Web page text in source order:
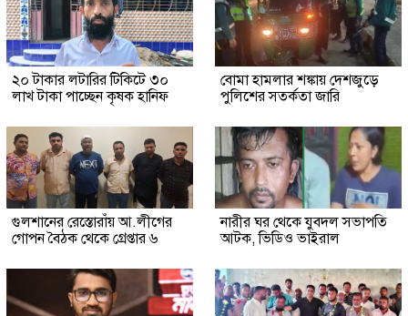
২০ টাকার লটারির টিকিটে ৩০
লাখ টাকা পাচ্ছেন কৃষক হানিফ
বোমা হামলার শঙ্কায় দেশজুড়ে
পুলিশের সতর্কতা জারি
গুলশানের রেস্তোরাঁয় আ.লীগের
গোপন বৈঠক থেকে গ্রেপ্তার ৬
নারীর ঘর থেকে যুবদল সভাপতি
আটক, ভিডিও ভাইরাল